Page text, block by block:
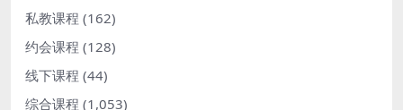
私教课程 (162)
约会课程 (128)
线下课程 (44)
综合课程 (1,053)